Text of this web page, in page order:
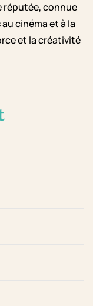
réputée, connue
cinéma et à la
et la créativité